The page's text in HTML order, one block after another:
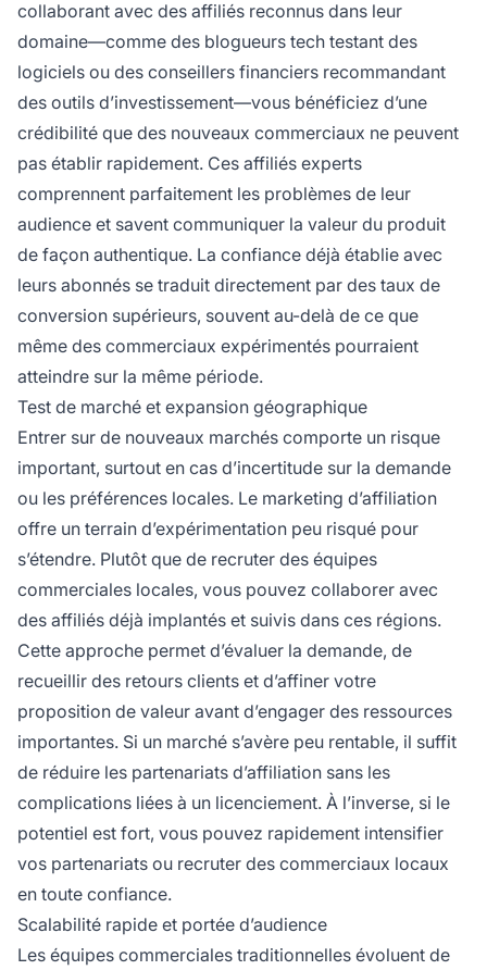
collaborant avec des affiliés reconnus dans leur
domaine—comme des blogueurs tech testant des
logiciels ou des conseillers financiers recommandant
des outils d’investissement—vous bénéficiez d’une
crédibilité que des nouveaux commerciaux ne peuvent
pas établir rapidement. Ces affiliés experts
comprennent parfaitement les problèmes de leur
audience et savent communiquer la valeur du produit
de façon authentique. La confiance déjà établie avec
leurs abonnés se traduit directement par des taux de
conversion supérieurs, souvent au-delà de ce que
même des commerciaux expérimentés pourraient
atteindre sur la même période.
Test de marché et expansion géographique
Entrer sur de nouveaux marchés comporte un risque
important, surtout en cas d’incertitude sur la demande
ou les préférences locales. Le marketing d’affiliation
offre un terrain d’expérimentation peu risqué pour
s’étendre. Plutôt que de recruter des équipes
commerciales locales, vous pouvez collaborer avec
des affiliés déjà implantés et suivis dans ces régions.
Cette approche permet d’évaluer la demande, de
recueillir des retours clients et d’affiner votre
proposition de valeur avant d’engager des ressources
importantes. Si un marché s’avère peu rentable, il suffit
de réduire les partenariats d’affiliation sans les
complications liées à un licenciement. À l’inverse, si le
potentiel est fort, vous pouvez rapidement intensifier
vos partenariats ou recruter des commerciaux locaux
en toute confiance.
Scalabilité rapide et portée d’audience
Les équipes commerciales traditionnelles évoluent de